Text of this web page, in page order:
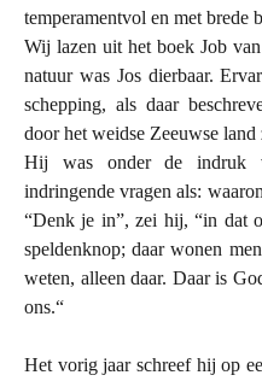
temperamentvol en met brede
Wij lazen uit het boek Job
natuur was Jos dierbaar.
schepping, als daar
door het weidse Zeeuwse
Hij was onder de indruk
indringende vragen als:
“Denk je in”, zei hij, “in dat
speldenknop; daar wonen
weten, alleen daar. Daar is
ons.“
Het vorig jaar schreef hij op